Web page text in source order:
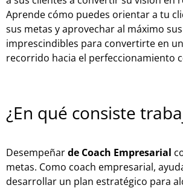
Aprende cómo puedes orientar a tu
sus metas y aprovechar al máximo
imprescindibles para convertirte en
recorrido hacia el perfeccionamiento
¿En qué consiste
Desempeñarde Coach Empresarial
metas. Como coach empresarial,
desarrollar un plan estratégico para